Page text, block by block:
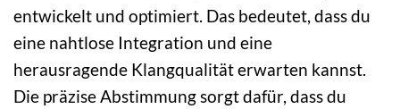
entwickelt und optimiert. Das bedeutet, dass du
eine nahtlose Integration und eine
herausragende Klangqualität erwarten kannst.
Die präzise Abstimmung sorgt dafür, dass du